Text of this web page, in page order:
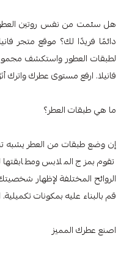
هل سئمت من نفس روتين
دائمًا فريدًا لك؟ موقع متجر
لطبقات العطور واستكشف
فانيلا. ارفع مستوى عطرك واترك
ما هي طبقات العطر؟
إن وضع طبقات من العطر يشبه
تقوم بمزج الملابس
الروائح المختلفة لإظهار
قم بالبناء عليه بمكونات
اصنع عطرك المميز